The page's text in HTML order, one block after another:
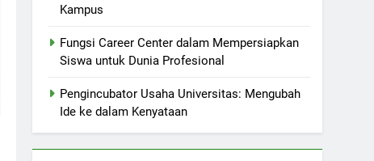
Kampus
Fungsi Career Center dalam Mempersiapkan
Siswa untuk Dunia Profesional
Pengincubator Usaha Universitas: Mengubah
Ide ke dalam Kenyataan